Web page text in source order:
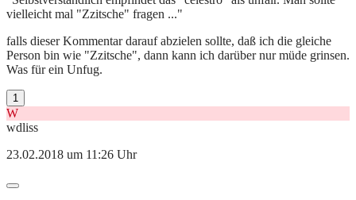
vielleicht mal "Zzitsche" fragen ..."
falls dieser Kommentar darauf abzielen sollte, daß ich die gleiche
Person bin wie "Zzitsche", dann kann ich darüber nur müde grinsen.
Was für ein Unfug.
1
W
wdliss
23.02.2018 um 11:26 Uhr